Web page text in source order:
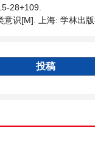
28+109.
意识[M]. 上海: 学林出
投稿